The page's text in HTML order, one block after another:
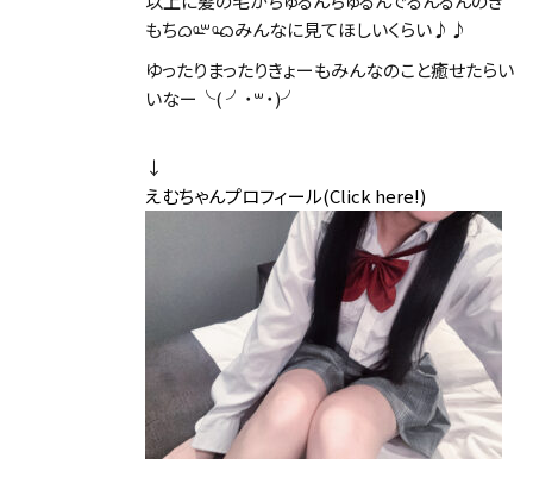
もちᜊᵒ̴̶꒳ᵒ̴̶ᜊみんなに見てほしいくらい♪♪
ゆったりまったりきょーもみんなのこと癒せたらい
いなー╰( ╯˙꒳​˙)╯
↓
えむちゃんプロフィール(Click here!)